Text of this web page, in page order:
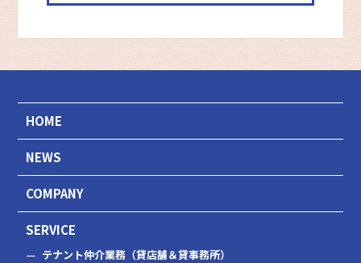
HOME
NEWS
COMPANY
SERVICE
テナント仲介業務（貸店舗＆貸事務所）